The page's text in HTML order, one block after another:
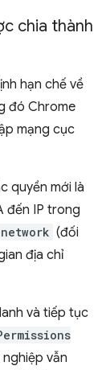
chia thành
hạn chế về
đó Chrome
mạng cục
quyền mới là
đến IP trong
(đối
địa chỉ
và tiếp tục
vẫn